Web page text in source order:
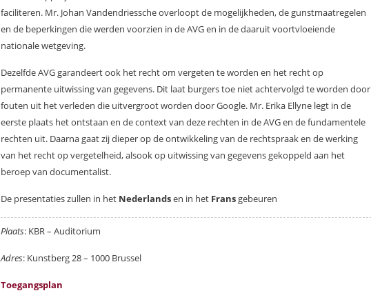
faciliteren. Mr. Johan Vandendriessche overloopt de mogelijkheden, de gunstmaatregelen
en de beperkingen die werden voorzien in de AVG en in de daaruit voortvloeiende
nationale wetgeving.
Dezelfde AVG garandeert ook het recht om vergeten te worden en het recht op
permanente uitwissing van gegevens. Dit laat burgers toe niet achtervolgd te worden door
fouten uit het verleden die uitvergroot worden door Google. Mr. Erika Ellyne legt in de
eerste plaats het ontstaan en de context van deze rechten in de AVG en de fundamentele
rechten uit. Daarna gaat zij dieper op de ontwikkeling van de rechtspraak en de werking
van het recht op vergetelheid, alsook op uitwissing van gegevens gekoppeld aan het
beroep van documentalist.
De presentaties zullen in het Nederlandsen in het Fransgebeuren
Plaats: KBR – Auditorium
Adres: Kunstberg 28 – 1000 Brussel
Toegangsplan